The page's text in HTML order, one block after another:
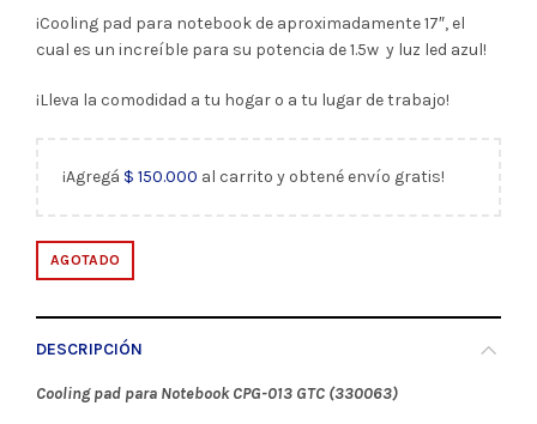
¡Cooling pad para notebook de aproximadamente 17″, el
cual es un increíble para su potencia de 1.5w y luz led azul!
¡Lleva la comodidad a tu hogar o a tu lugar de trabajo!
¡Agregá $ 150.000 al carrito y obtené envío gratis!
AGOTADO
DESCRIPCIÓN
Cooling pad para Notebook CPG-013 GTC (330063)